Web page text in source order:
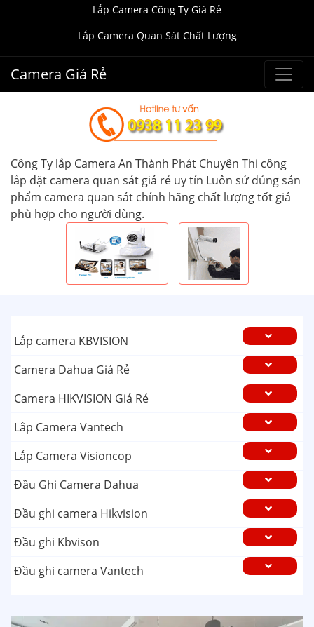
Lắp Camera Công Ty Giá Rẻ
Lắp Camera Quan Sát Chất Lượng
Camera Giá Rẻ
Công Ty lắp Camera An Thành Phát Chuyên Thi công
lắp đặt camera quan sát giá rẻ uy tín Luôn sử dủng sản
phẩm camera quan sát chính hãng chất lượng tốt giá
phù hợp cho người dùng.
Lắp camera KBVISION
Camera Dahua Giá Rẻ
Camera HIKVISION Giá Rẻ
Lắp Camera Vantech
Lắp Camera Visioncop
Đầu Ghi Camera Dahua
Đầu ghi camera Hikvision
Đầu ghi Kbvison
Đầu ghi camera Vantech